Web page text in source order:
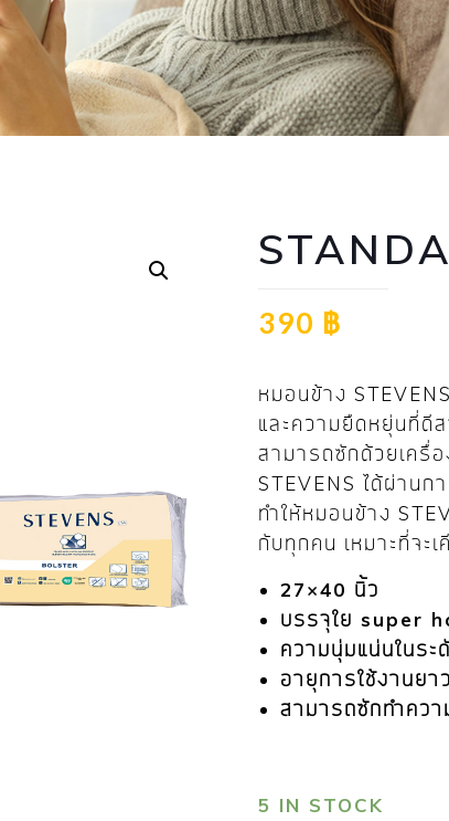
390 ฿
หมอนข้าง
และความยืดหยุ่นที่ดีส
สามารถซักด้วยเครื่
STEVENS ได้ผ่านก
ทำให้หมอนข้าง
กับทุกคน เหมาะที่จะ
27×40 นิ้ว
บรรจุใย super
ความนุ่มแน่นในระ
อายุการใช้งานยา
สามารถซักทำควา
5 IN STOCK